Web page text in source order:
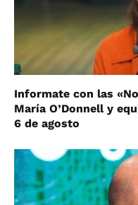
Informate con las
María O’Donnell y
6 de agosto